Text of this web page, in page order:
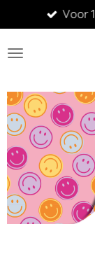
direct
naar
Voor